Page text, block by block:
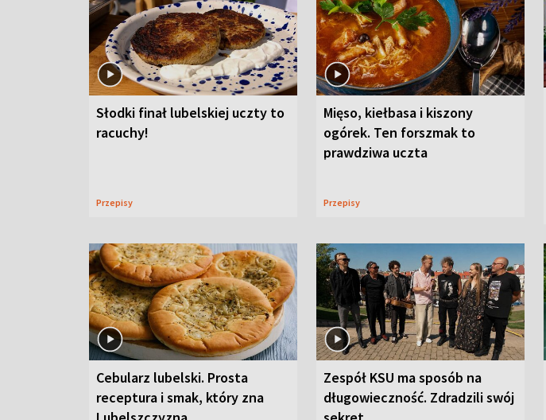
Słodki finał lubelskiej uczty to
racuchy!
Przepisy
Mięso, kiełbasa i kiszony
ogórek. Ten forszmak to
prawdziwa uczta
Przepisy
Cebularz lubelski. Prosta
receptura i smak, który zna
Zespół KSU ma sposób na
długowieczność. Zdradzili swój